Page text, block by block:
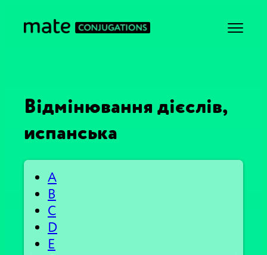
Відмінювання дієслів,
испанська
A
B
C
D
E